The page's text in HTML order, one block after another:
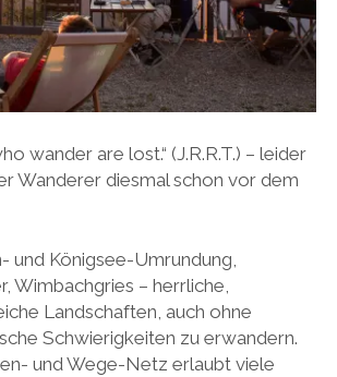
wander are lost.“ (J.R.R.T.) – leider
Wanderer diesmal schon vor dem
und Königsee-Umrundung,
Wimbachgries – herrliche,
Landschaften, auch ohne
Schwierigkeiten zu erwandern.
und Wege-Netz erlaubt viele